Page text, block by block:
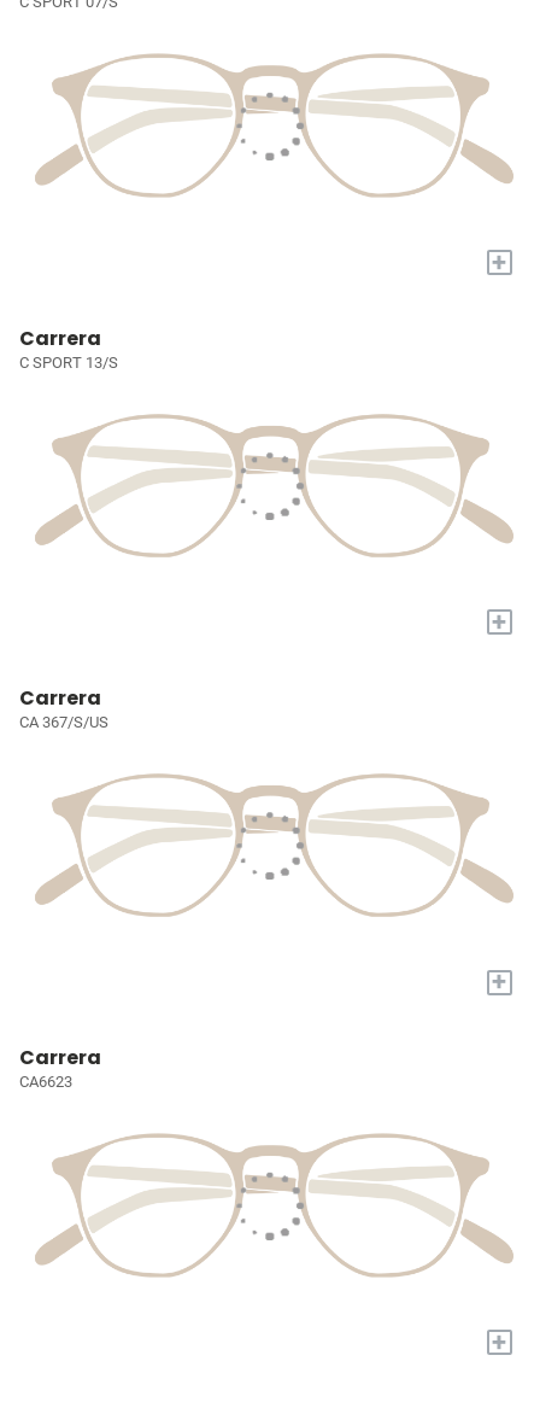
+
Carrera
C SPORT 13/S
+
Carrera
CA 367/S/US
+
Carrera
CA6623
+